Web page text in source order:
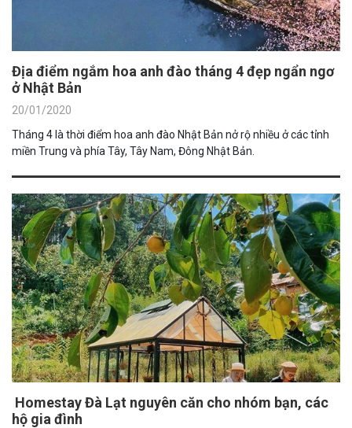
Địa điểm ngắm hoa anh đào tháng 4 đẹp ngẩn ngơ
ở Nhật Bản
20/01/2020
Tháng 4 là thời điểm hoa anh đào Nhật Bản nở rộ nhiều ở các tỉnh
miền Trung và phía Tây, Tây Nam, Đông Nhật Bản.
Homestay Đà Lạt nguyên căn cho nhóm bạn, các
hộ gia đình